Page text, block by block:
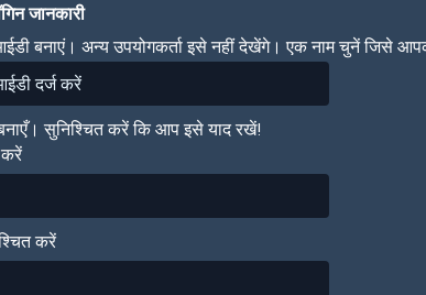
जानकारी
बनाएं। अन्य उपयोगकर्ता इसे नहीं देखेंगे। एक नाम चुनें जिसे
सुनिश्चित करें कि आप इसे याद रखें!
करें
करें